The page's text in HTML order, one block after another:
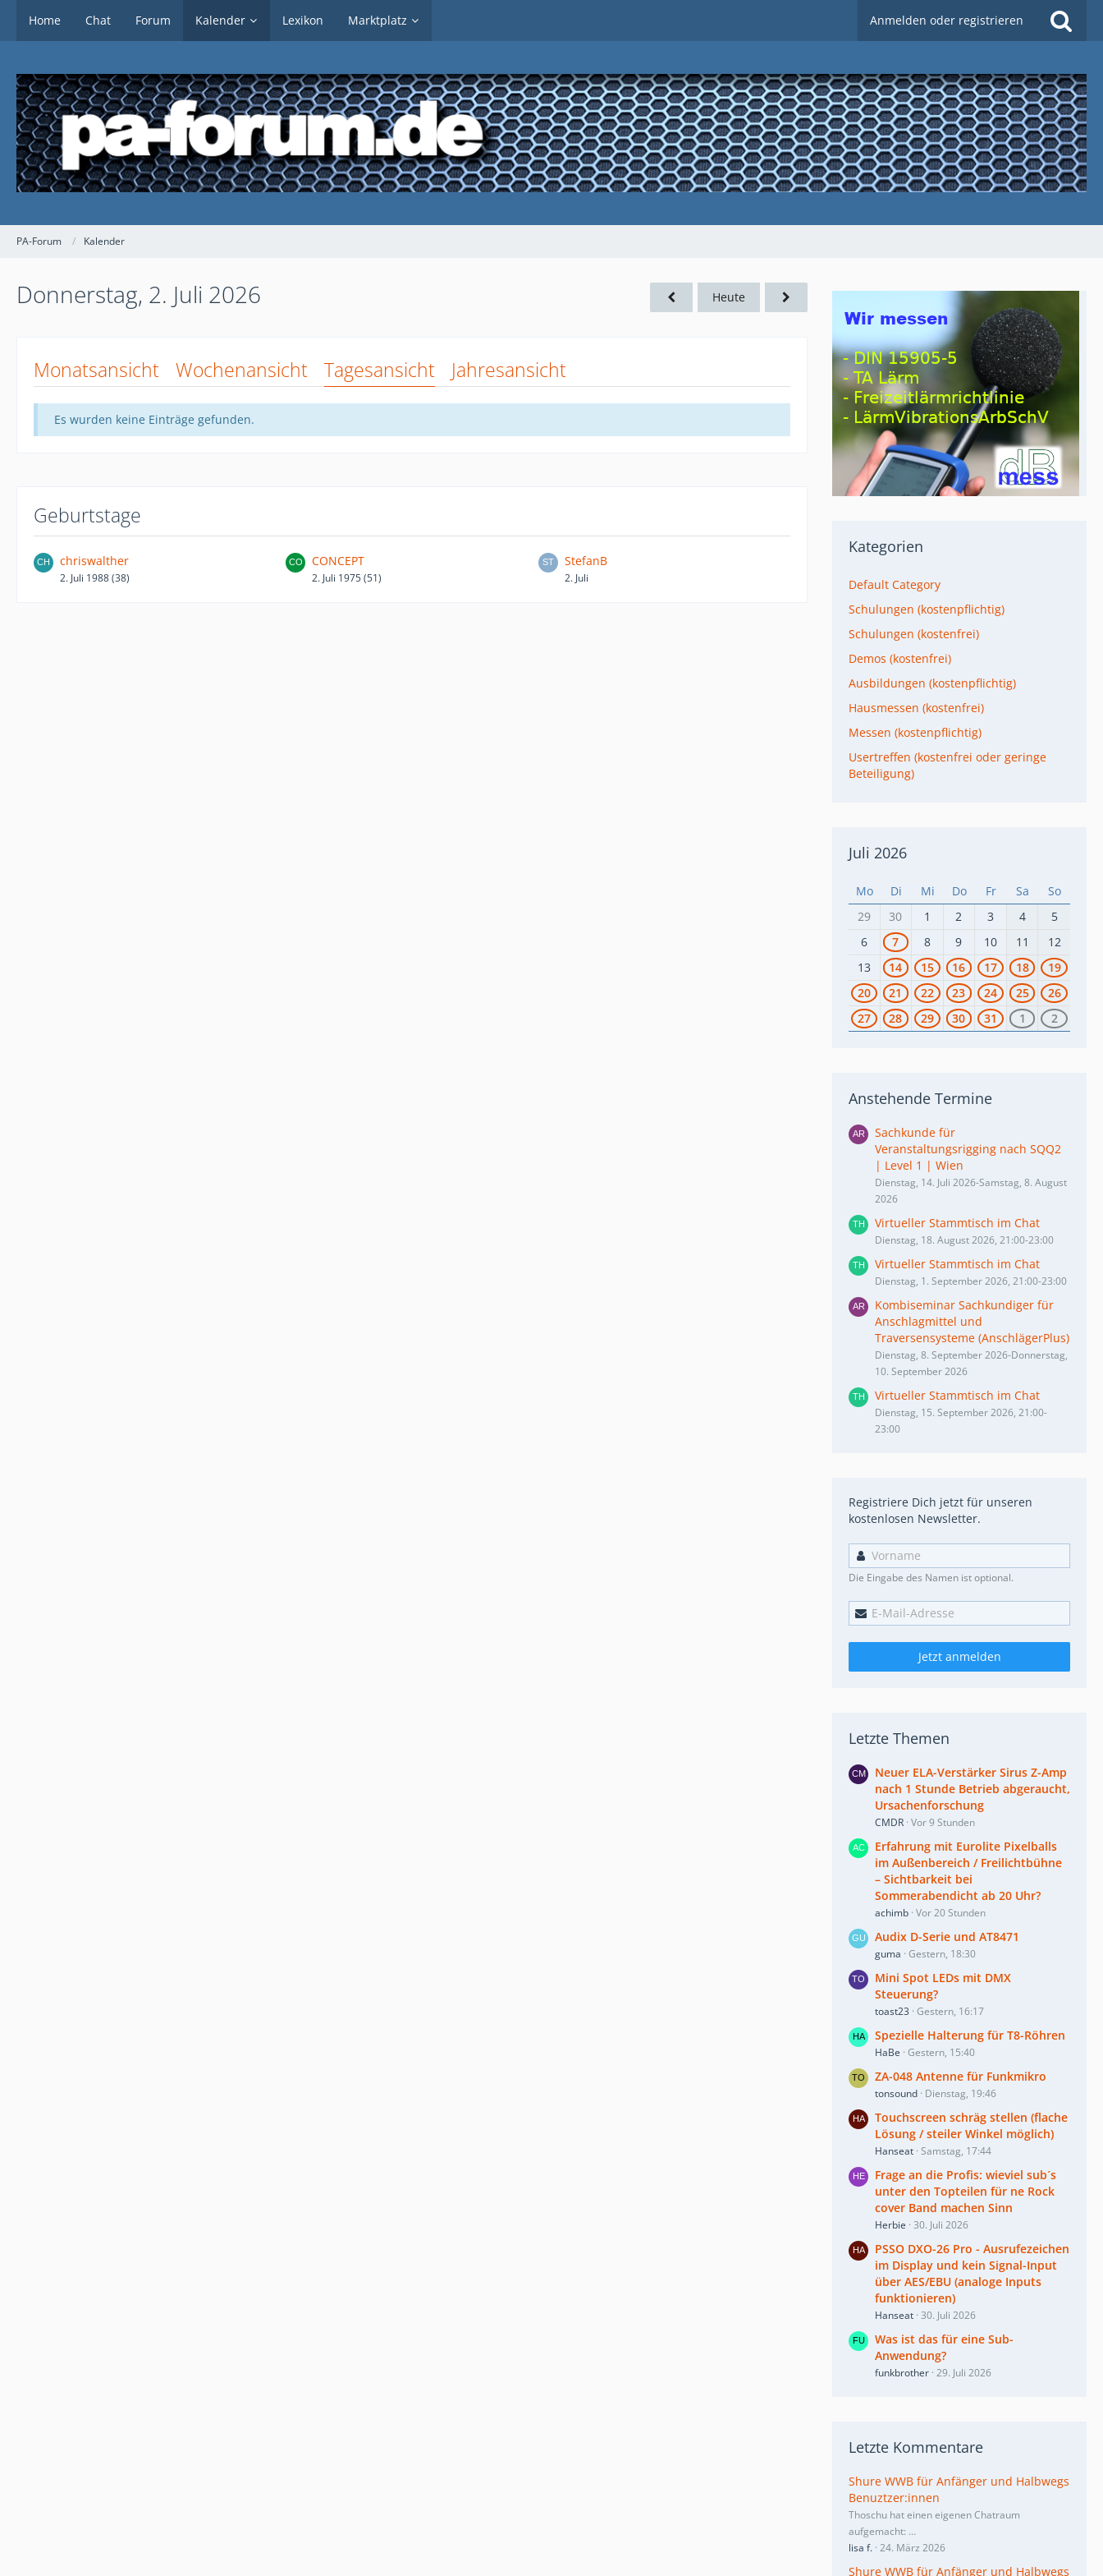
Home Chat Forum Kalender Lexikon Marktplatz Anmelden oder registrieren
PA-Forum Kalender
Donnerstag, 2. Juli 2026 Heute
Monatsansicht Wochenansicht Tagesansicht Jahresansicht
Es wurden keine Einträge gefunden.
Geburtstage
chriswalther
2. Juli 1988 (38)
CONCEPT
2. Juli 1975 (51)
StefanB
2. Juli
Kategorien
Default Category
Schulungen (kostenpflichtig)
Schulungen (kostenfrei)
Demos (kostenfrei)
Ausbildungen (kostenpflichtig)
Hausmessen (kostenfrei)
Messen (kostenpflichtig)
Usertreffen (kostenfrei oder geringe
Beteiligung)
Juli 2026
Mo Di Mi Do Fr Sa
So
29
30 1 2 3 4
5
6
7 8 9 10 11
12
13
14 15 16 17 18
19
20
21 22 23 24 25
26
27
28 29 30 31 1 2
Anstehende Termine
Sachkunde für
Veranstaltungsrigging nach SQQ2
| Level 1 | Wien
Dienstag, 14. Juli 2026-Samstag, 8. August
2026
Virtueller Stammtisch im Chat
Dienstag, 18. August 2026, 21:00-23:00
Virtueller Stammtisch im Chat
Dienstag, 1. September 2026, 21:00-23:00
Kombiseminar Sachkundiger für
Anschlagmittel und
Traversensysteme (AnschlägerPlus)
Dienstag, 8. September 2026-Donnerstag,
10. September 2026
Virtueller Stammtisch im Chat
Dienstag, 15. September 2026, 21:00-
23:00
Registriere Dich jetzt für unseren
kostenlosen Newsletter.
Die Eingabe des Namen ist optional.
Jetzt anmelden
Letzte Themen
Neuer ELA-Verstärker Sirus Z-Amp
nach 1 Stunde Betrieb abgeraucht,
Ursachenforschung
CMDR Vor 9 Stunden
Erfahrung mit Eurolite Pixelballs
im Außenbereich / Freilichtbühne
– Sichtbarkeit bei
Sommerabendicht ab 20 Uhr?
achimb Vor 20 Stunden
Audix D-Serie und AT8471
guma Gestern, 18:30
Mini Spot LEDs mit DMX
Steuerung?
toast23 Gestern, 16:17
Spezielle Halterung für T8-Röhren
HaBe Gestern, 15:40
ZA-048 Antenne für Funkmikro
tonsound Dienstag, 19:46
Touchscreen schräg stellen (flache
Lösung / steiler Winkel möglich)
Hanseat Samstag, 17:44
Frage an die Profis: wieviel sub´s
unter den Topteilen für ne Rock
cover Band machen Sinn
Herbie 30. Juli 2026
PSSO DXO-26 Pro - Ausrufezeichen
im Display und kein Signal-Input
über AES/EBU (analoge Inputs
funktionieren)
Hanseat 30. Juli 2026
Was ist das für eine Sub-
Anwendung?
funkbrother 29. Juli 2026
Letzte Kommentare
Shure WWB für Anfänger und Halbwegs
Benuztzer:innen
Thoschu hat einen eigenen Chatraum
aufgemacht: …
lisa f. 24. März 2026
Shure WWB für Anfänger und Halbwegs